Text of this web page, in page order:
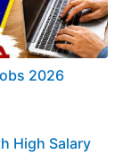
2026
High Salary